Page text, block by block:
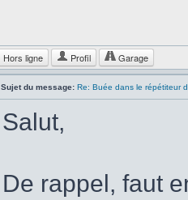
Hors ligne Profil Garage
Sujet du message: Re: Buée dans le répétiteur
Salut,
De rappel, faut